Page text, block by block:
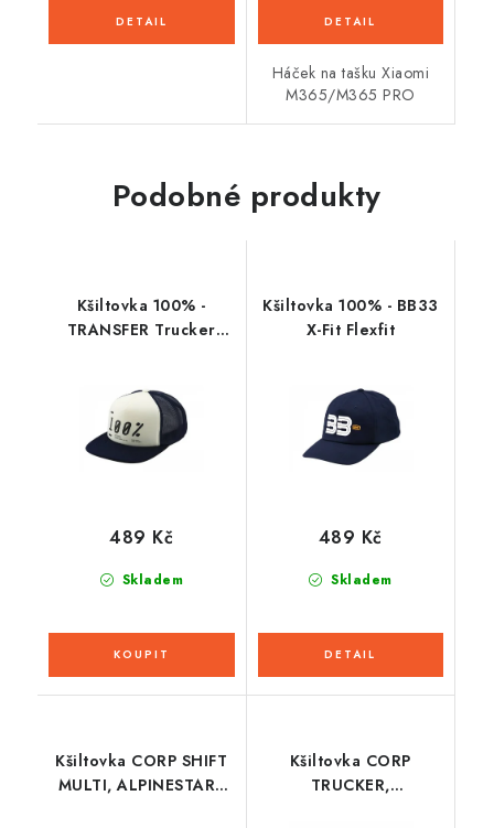
Háček na tašku Xiaomi
M365/M365 PRO
Podobné produkty
Kšiltovka 100% -
TRANSFER Trucker
Skladem
489 Kč
Kšiltovka 100% - BB33
X-Fit Flexfit
Skladem
489 Kč
Kšiltovka CORP SHIFT
MULTI, ALPINESTARS
Kšiltovka CORP
TRUCKER,